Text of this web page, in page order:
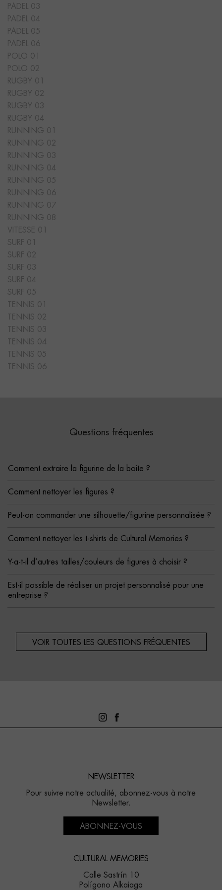
PADEL 03
PADEL 04
PADEL 05
PADEL 06
POLO 01
POLO 02
RUGBY 01
RUGBY 02
RUGBY 03
RUGBY 04
RUNNING 01
RUNNING 02
RUNNING 03
RUNNING 04
RUNNING 05
RUNNING 06
RUNNING 07
RUNNING 08
VITESSE 01
SURF 01
SURF 02
SURF 03
SURF 04
SURF 05
TENNIS 01
TENNIS 02
TENNIS 03
TENNIS 04
TENNIS 05
TENNIS 06
Questions fréquentes
Comment extraire la figurine de la boite ?
Comment nettoyer les figures ?
Peut-on commander une silhouette/figurine personnalisée ?
Comment nettoyer les t-shirts de Cultural Memories ?
Y-a-t-il d’autres tailles/couleurs de figures à choisir ?
Est-il possible de réaliser un projet personnalisé pour une
entreprise ?
VOIR TOUTES LES QUESTIONS FRÉQUENTES
NEWSLETTER
Pour suivre notre actualité, abonnez-vous à notre
Newsletter.
ABONNEZ-VOUS
CULTURAL MEMORIES
Calle Sastrín 10
Polígono Alkaiaga